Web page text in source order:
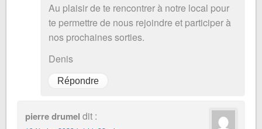
Au plaisir de te rencontrer à notre local pour
te permettre de nous rejoindre et participer à
nos prochaines sorties.
Denis
Répondre
pierre drumel dit :